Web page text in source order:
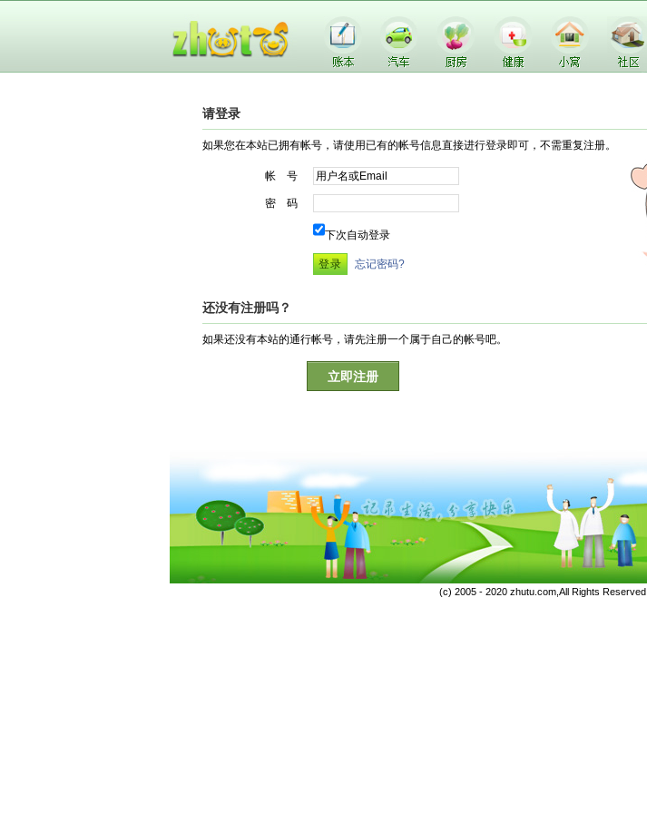
请登录
如果您在本站已拥有帐号，请使用已有的帐号信息直接进行登录即可，不需重复注册。
帐 号
密 码
下次自动登录
忘记密码?
还没有注册吗？
如果还没有本站的通行帐号，请先注册一个属于自己的帐号吧。
立即注册
(c) 2005 - 2020 zhutu.com,All Rights Reserved